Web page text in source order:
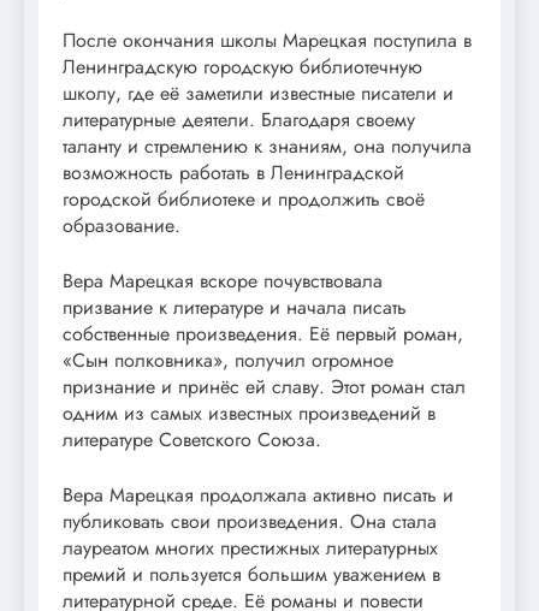
После окончания школы Марецкая поступила в
Ленинградскую городскую библиотечную
школу, где её заметили известные писатели и
литературные деятели. Благодаря своему
таланту и стремлению к знаниям, она получила
возможность работать в Ленинградской
городской библиотеке и продолжить своё
образование.
Вера Марецкая вскоре почувствовала
призвание к литературе и начала писать
собственные произведения. Её первый роман,
«Сын полковника», получил огромное
признание и принёс ей славу. Этот роман стал
одним из самых известных произведений в
литературе Советского Союза.
Вера Марецкая продолжала активно писать и
публиковать свои произведения. Она стала
лауреатом многих престижных литературных
премий и пользуется большим уважением в
литературной среде. Её романы и повести